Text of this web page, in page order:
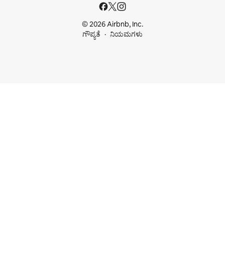
© 2026 Airbnb, Inc.
ಗೌಪ್ಯತೆ
ನಿಯಮಗಳು